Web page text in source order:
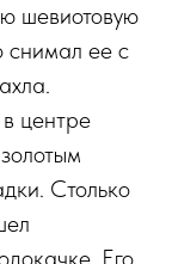
шевиотовую
снимал ее с
центре
Столько
Его